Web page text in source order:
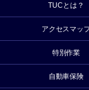
TUCとは？
アクセスマッ
特別作業
自動車保険